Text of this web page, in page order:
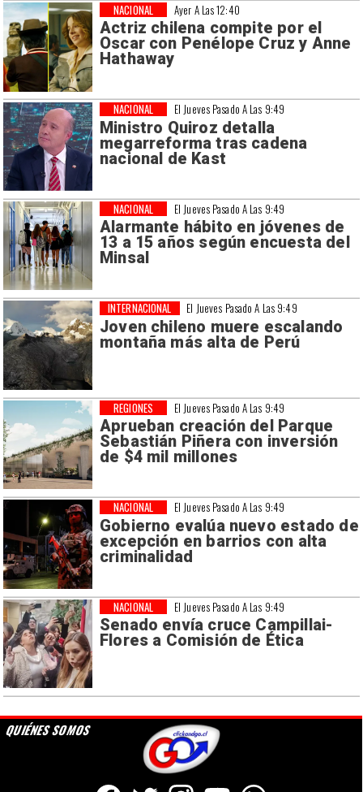
Ayer A Las 12:40
Actriz chilena compite por el
Oscar con Penélope Cruz y Anne
Hathaway
NACIONAL
El Jueves Pasado A Las 9:49
Ministro Quiroz detalla
megarreforma tras cadena
nacional de Kast
NACIONAL
El Jueves Pasado A Las 9:49
Alarmante hábito en jóvenes de
13 a 15 años según encuesta del
Minsal
NACIONAL
El Jueves Pasado A Las 9:49
Joven chileno muere escalando
montaña más alta de Perú
INTERNACIONAL
El Jueves Pasado A Las 9:49
Aprueban creación del Parque
Sebastián Piñera con inversión
de $4 mil millones
REGIONES
El Jueves Pasado A Las 9:49
Gobierno evalúa nuevo estado de
excepción en barrios con alta
criminalidad
NACIONAL
El Jueves Pasado A Las 9:49
Senado envía cruce Campillai-
Flores a Comisión de Ética
NACIONAL
QUIÉNES SOMOS